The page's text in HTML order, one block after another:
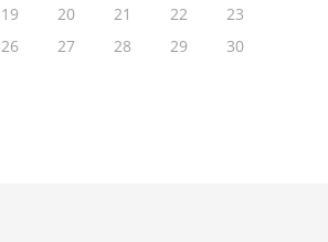
19 20 21 22
23
26 27 28 29
30